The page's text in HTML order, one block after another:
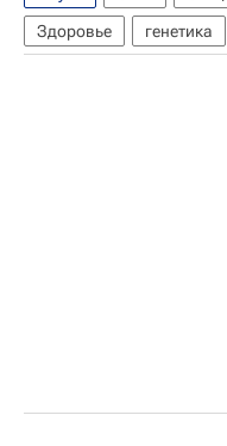
Здоровье
генетика